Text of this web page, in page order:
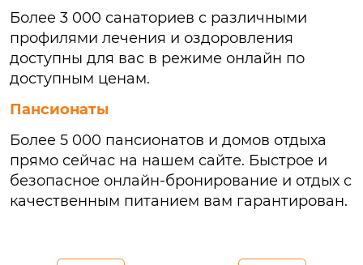
Более 3 000 санаториев с различными
профилями лечения и оздоровления
доступны для вас в режиме онлайн по
доступным ценам.
Пансионаты
Более 5 000 пансионатов и домов отдыха
прямо сейчас на нашем сайте. Быстрое и
безопасное онлайн-бронирование и отдых с
качественным питанием вам гарантирован.